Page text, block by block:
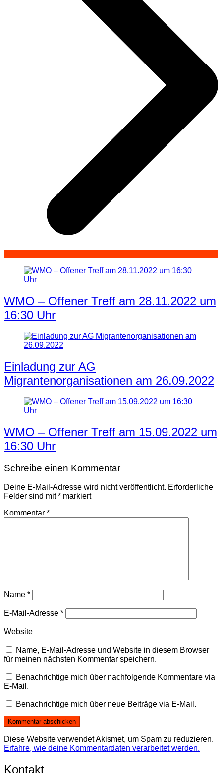
WMO – Offener Treff am 28.11.2022 um
16:30 Uhr
Einladung zur AG
Migrantenorganisationen am 26.09.2022
WMO – Offener Treff am 15.09.2022 um
16:30 Uhr
Schreibe einen Kommentar
Deine E-Mail-Adresse wird nicht veröffentlicht. Erforderliche
Felder sind mit* markiert
Kommentar *
Name *
E-Mail-Adresse *
Website
Name, E-Mail-Adresse und Website in diesem Browser
für meinen nächsten Kommentar speichern.
Benachrichtige mich über nachfolgende Kommentare via
E-Mail.
Benachrichtige mich über neue Beiträge via E-Mail.
Diese Website verwendet Akismet, um Spam zu reduzieren.
Erfahre, wie deine Kommentardaten verarbeitet werden.
Kontakt